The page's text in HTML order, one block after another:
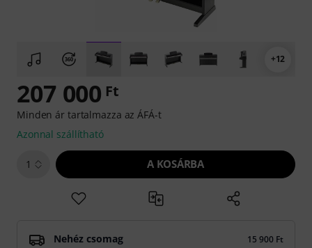
+12
207 000 Ft
Minden ár tartalmazza az ÁFÁ-t
Azonnal szállítható
1 A KOSÁRBA
Nehéz csomag
15 900 Ft